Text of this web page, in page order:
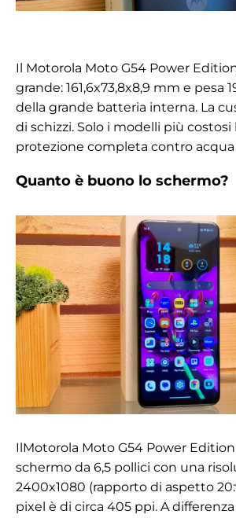
Il Motorola Moto G54 Power
grande: 161,6x73,8x8,9 mm e pesa
della grande batteria interna. La
di schizzi. Solo i modelli più
protezione completa contro acqua
Quanto è buono lo schermo?
Il Motorola Moto G54 Power
schermo da 6,5 pollici con una
2400x1080 (rapporto di aspetto
pixel è di circa 405 ppi. A